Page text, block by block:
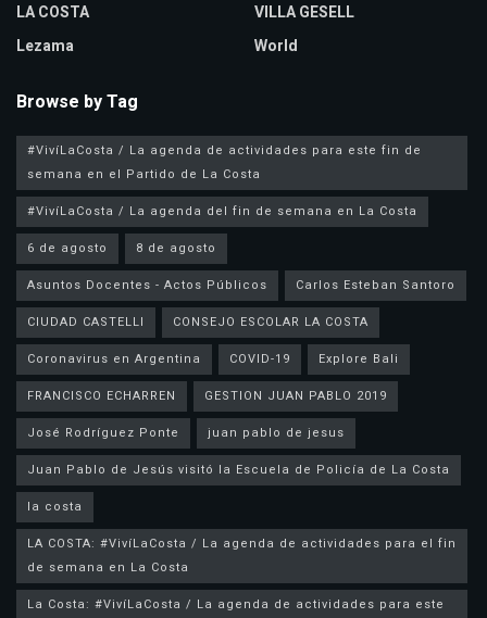
LA COSTA
Lezama
VILLA GESELL
World
Browse by Tag
#VivíLaCosta / La agenda de actividades para este fin de
semana en el Partido de La Costa
#VivíLaCosta / La agenda del fin de semana en La Costa
6 de agosto
8 de agosto
Asuntos Docentes - Actos Públicos
Carlos Esteban Santoro
CIUDAD CASTELLI
CONSEJO ESCOLAR LA COSTA
Coronavirus en Argentina
COVID-19
Explore Bali
FRANCISCO ECHARREN
GESTION JUAN PABLO 2019
José Rodríguez Ponte
juan pablo de jesus
la costa
LA COSTA: #VivíLaCosta / La agenda de actividades para el fin
de semana en La Costa
La Costa: #VivíLaCosta / La agenda de actividades para este